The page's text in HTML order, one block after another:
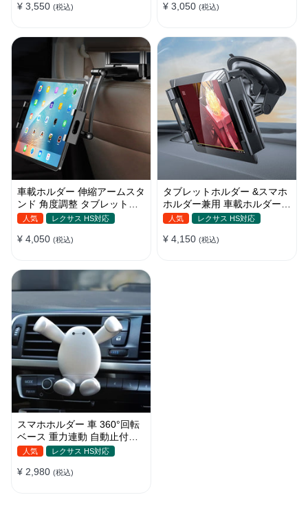
¥ 3,550 (税込) ¥ 3,050 (税込)
車載ホルダー 伸縮アームスタ
ンド 角度調整 タブレットホ
ルダー スマホ 折り畳み ipad
人気 レクサス HS対応
¥ 4,050 (税込)
タブレットホルダー &スマホ
ホルダー兼用 車載ホルダー
吸盤 ダッシュボード
人気 レクサス HS対応
¥ 4,150 (税込)
スマホホルダー 車 360°回転
ベース 重力連動 自動止付け
車 スマホスタンド 車載 携帯
車用 エアコン吹き出し口 取
人気 レクサス HS対応
¥ 2,980 (税込)